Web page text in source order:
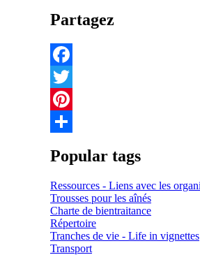
Partagez
Facebook
Twitter
Pinterest
Popular tags
Ressources - Liens avec les
Trousses pour les aînés
Charte de bientraitance
Répertoire
Tranches de vie - Life in vignettes
Transport